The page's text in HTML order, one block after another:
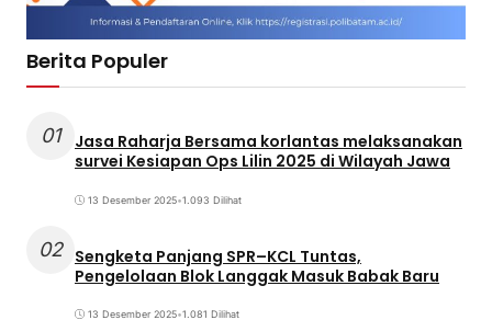
Berita Populer
01
Jasa Raharja Bersama korlantas melaksanakan
survei Kesiapan Ops Lilin 2025 di Wilayah Jawa
13 Desember 2025•1.093 Dilihat
02 Sengketa Panjang SPR–KCL Tuntas,
Pengelolaan Blok Langgak Masuk Babak Baru
13 Desember 2025•1.081 Dilihat